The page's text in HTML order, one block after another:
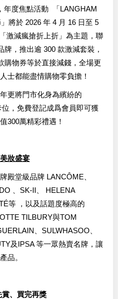
年度焦點活動 「LANGHAM
將於 2026 年 4 月 16 日至 5
激減瘋搶折上折」為主題，聯
，推出逾 300 款激減套裝，
購物券等於直接減錢，全場更
士都能盡情購物零負擔！
更將門市化身為繽紛的
位，免費登記成爲會員即可獲
300萬精彩禮遇！
妝盛宴
殿堂級品牌 LANCÔME、
、SK-II、 HELENA
等 ，以及話題度極高的
TILBURY與TOM
、SULWHASOO、
及IPSA 等一眾熱賣名牌，讓
品。
、買完再獎